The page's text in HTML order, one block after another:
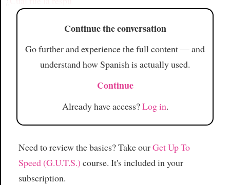
Continue the conversation
Go further and experience the full content — and
understand how Spanish is actually used.
Continue
Already have access?Log in.
Need to review the basics? Take ourGet Up To
Speed (G.U.T.S.) course. It's included in your
subscription.